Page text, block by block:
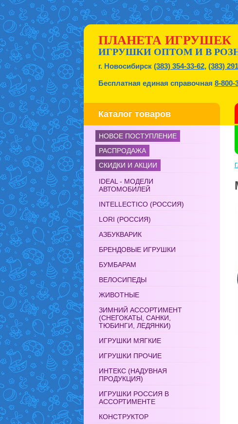
ПЛАНЕТА ИГРУШЕК
ИГРУШКИ ОПТОМ И В
г. Новосибирск (383) 354-33-62, (383)
Бесплатная единая справочная 8-800-
Каталог товаров
НОВОЕ ПОСТУПЛЕНИЕ
РАСПРОДАЖА
СКИДКИ И АКЦИИ
IDEAL - МОДЕЛИ
АВТОМОБИЛЕЙ
INTELLECTICO (РОССИЯ)
LORI (РОССИЯ)
АЗБУКВАРИК
БРЕНДОВЫЕ ИГРУШКИ
БУМБАРАМ
ВЕЛОСИПЕДЫ
ЖИВОТНЫЕ
ЗИМНИЙ АССОРТИМЕНТ
(СНЕГОКАТЫ, САНКИ,
ТЮБИНГИ, ЛЕДЯНКИ)
ИГРУШКИ МЯГКИЕ
ИГРУШКИ ПРОЧИЕ
ИНТЕКС (НАДУВНАЯ
ПРОДУКЦИЯ)
ИГРУШКИ РОССИЯ В
АССОРТИМЕНТЕ
КОНСТРУКТОР